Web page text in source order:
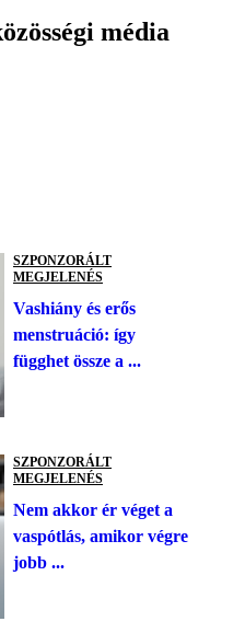
média
SZPONZORÁLT
MEGJELENÉS
Vashiány és erős
menstruáció: így
függhet össze a ...
SZPONZORÁLT
MEGJELENÉS
Nem akkor ér véget a
vaspótlás, amikor végre
jobb ...